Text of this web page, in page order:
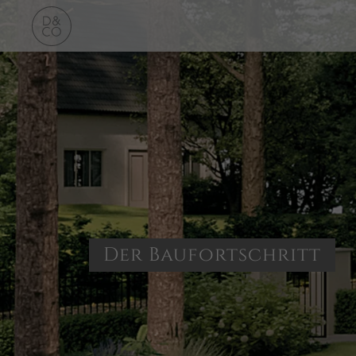
Der Baufortschritt